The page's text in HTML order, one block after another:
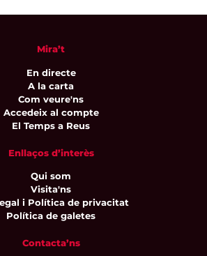
Mira’t
En directe
A la carta
Com veure'ns
Accedeix al compte
El Temps a Reus
Enllaços d’interès
Qui som
Visita'ns
i Política de privacitat
Política de galetes
Contacta’ns